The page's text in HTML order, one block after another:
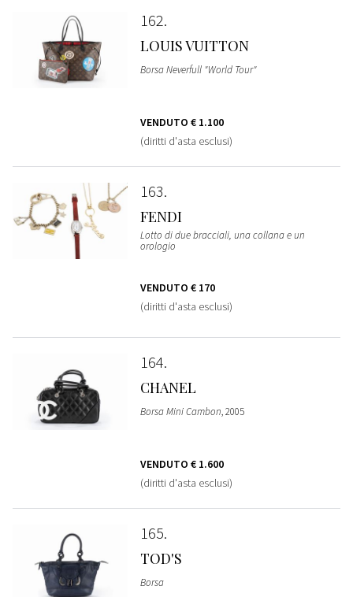
162
LOUIS VUITTON
Borsa Neverfull "World Tour"
VENDUTO € 1.100
(diritti d'asta esclusi)
163
FENDI
Lotto di due bracciali, una collana e un
orologio
VENDUTO € 170
(diritti d'asta esclusi)
164
CHANEL
Borsa Mini Cambon, 2005
VENDUTO € 1.600
(diritti d'asta esclusi)
165
TOD'S
Borsa